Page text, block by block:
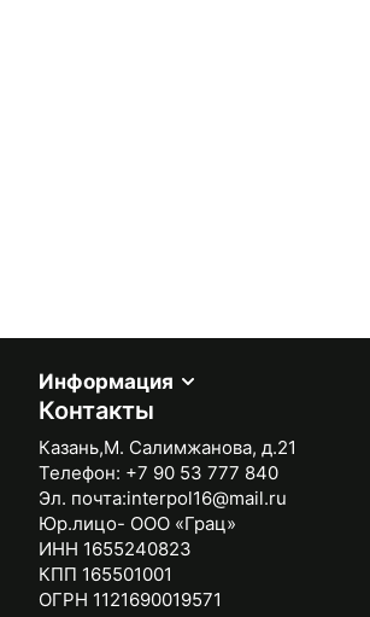
Информация
Контакты
Казань,М. Салимжанова, д.21
Телефон: +7 90 53 777 840
Эл. почта:interpol16@mail.ru
Юр.лицо- ООО «Грац»
ИНН 1655240823
КПП 165501001
ОГРН 1121690019571